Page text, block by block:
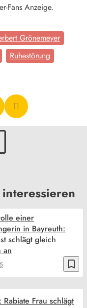
Fans Anzeige.
Grönemeyer
Ruhestörung
bookmark_border
einer
in Bayreuth:
schlägt gleich
an
Rabiate Frau schlägt